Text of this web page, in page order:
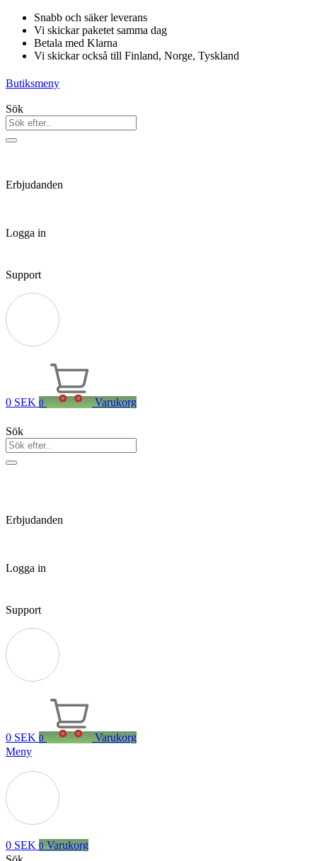
Hoppa
innehåll
Snabb och säker leverans
Vi skickar paketet samma dag
Betala med Klarna
Vi skickar också till Finland, Norge, Tyskland
Butiksmeny
Sök
Erbjudanden
Logga in
Support
0 SEK 0 Varukorg
Sök
Erbjudanden
Logga in
Support
0 SEK 0
Varukorg
Meny
0 SEK 0 Varukorg